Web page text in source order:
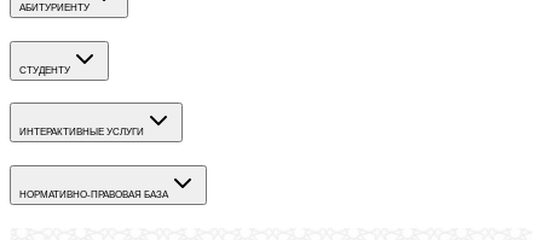
АБИТУРИЕНТУ
СТУДЕНТУ
ИНТЕРАКТИВНЫЕ УСЛУГИ
НОРМАТИВНО-ПРАВОВАЯ БАЗА